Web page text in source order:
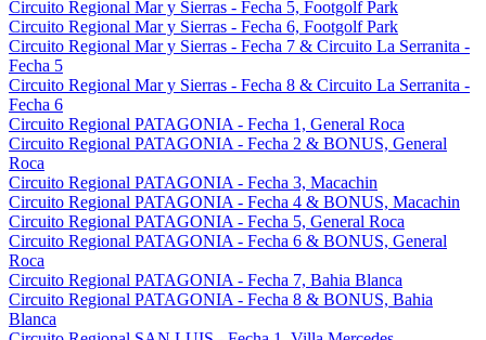
Circuito Regional Mar y Sierras - Fecha 5, Footgolf Park
Circuito Regional Mar y Sierras - Fecha 6, Footgolf Park
Circuito Regional Mar y Sierras - Fecha 7 & Circuito La Serranita -
Fecha 5
Circuito Regional Mar y Sierras - Fecha 8 & Circuito La Serranita -
Fecha 6
Circuito Regional PATAGONIA - Fecha 1, General Roca
Circuito Regional PATAGONIA - Fecha 2 & BONUS, General
Roca
Circuito Regional PATAGONIA - Fecha 3, Macachin
Circuito Regional PATAGONIA - Fecha 4 & BONUS, Macachin
Circuito Regional PATAGONIA - Fecha 5, General Roca
Circuito Regional PATAGONIA - Fecha 6 & BONUS, General
Roca
Circuito Regional PATAGONIA - Fecha 7, Bahia Blanca
Circuito Regional PATAGONIA - Fecha 8 & BONUS, Bahia
Blanca